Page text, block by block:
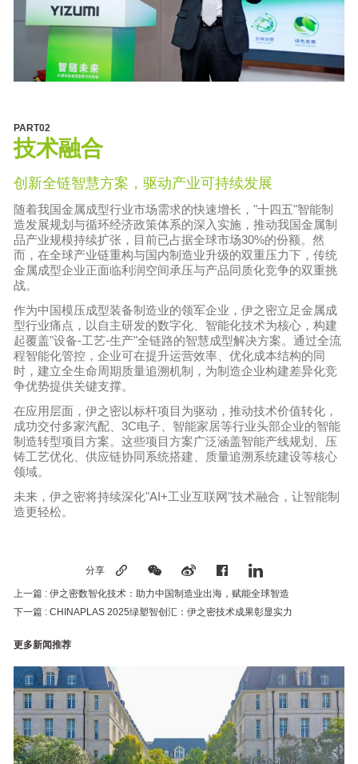
PART02
技术融合
创新全链智慧方案，驱动产业可持续发展
随着我国金属成型行业市场需求的快速增长，"十四五"智能制
造发展规划与循环经济政策体系的深入实施，推动我国金属制
品产业规模持续扩张，目前已占据全球市场30%的份额。然
而，在全球产业链重构与国内制造业升级的双重压力下，传统
金属成型企业正面临利润空间承压与产品同质化竞争的双重挑
战。
作为中国模压成型装备制造业的领军企业，伊之密立足金属成
型行业痛点，以自主研发的数字化、智能化技术为核心，构建
起覆盖"设备-工艺-生产"全链路的智慧成型解决方案。通过全流
程智能化管控，企业可在提升运营效率、优化成本结构的同
时，建立全生命周期质量追溯机制，为制造企业构建差异化竞
争优势提供关键支撑。
在应用层面，伊之密以标杆项目为驱动，推动技术价值转化，
成功交付多家汽配、3C电子、智能家居等行业头部企业的智能
制造转型项目方案。这些项目方案广泛涵盖智能产线规划、压
铸工艺优化、供应链协同系统搭建、质量追溯系统建设等核心
领域。
未来，伊之密将持续深化"AI+工业互联网"技术融合，让智能制
造更轻松。
分享
上一篇 : 伊之密数智化技术：助力中国制造业出海，赋能全球智造
下一篇 : CHINAPLAS 2025绿塑智创汇：伊之密技术成果彰显实力
更多新闻推荐